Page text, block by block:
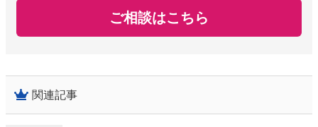
ご相談はこちら
関連記事